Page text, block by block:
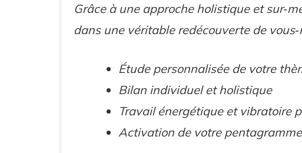
Grâce à une approche holistique et
dans une véritable redécouverte de
Étude personnalisée de votre
Bilan individuel et holistique
Travail énergétique et vibratoire
Activation de votre